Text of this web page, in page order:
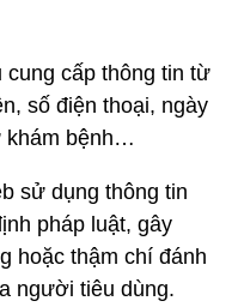
cấp thông tin từ
số điện thoại, ngày
khám bệnh…
sử dụng thông tin
pháp luật, gây
hoặc thậm chí đánh
người tiêu dùng.